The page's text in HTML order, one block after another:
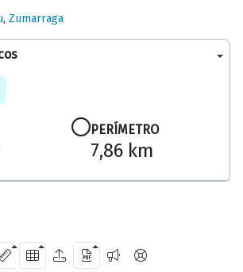
, Zumarraga
PERÍMETRO
7,86 km